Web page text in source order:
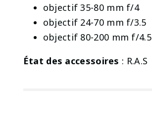
objectif 35-80 mm f/4
objectif 24-70 mm f/3.5
objectif 80-200 mm f/4.5
État des accessoires : R.A.S